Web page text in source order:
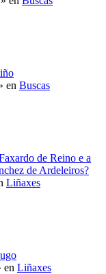
en Buscas
de Reino e a
de Ardeleiros?
Liñaxes
en Liñaxes